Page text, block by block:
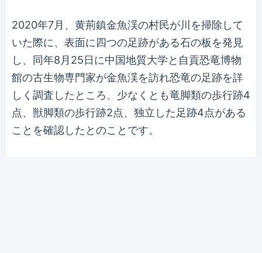
2020年7月、黄荊鎮金魚渓の村民が川を掃除して
いた際に、表面に四つの足跡がある石の板を発見
し、同年8月25日に中国地質大学と自貢恐竜博物
館の古生物専門家が金魚渓を訪れ恐竜の足跡を詳
しく調査したところ、少なくとも竜脚類の歩行跡4
点、獣脚類の歩行跡2点、独立した足跡4点がある
ことを確認したとのことです。